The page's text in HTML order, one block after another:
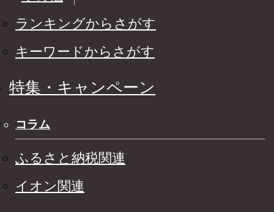
ランキングからさがす
キーワードからさがす
特集・キャンペーン
コラム
ふるさと納税関連
イオン関連